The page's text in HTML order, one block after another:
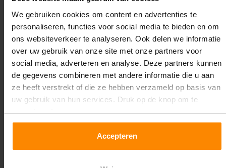
We gebruiken cookies om content en advertenties te
personaliseren, functies voor social media te bieden en om
ons websiteverkeer te analyseren. Ook delen we informatie
over uw gebruik van onze site met onze partners voor
social media, adverteren en analyse. Deze partners kunnen
de gegevens combineren met andere informatie die u aan
ze heeft verstrekt of die ze hebben verzameld op basis van
uw gebruik van hun services. Druk op de knop om te
accepteren!
Accepteren
Montage uitbesteden?
Laat ons het doen!